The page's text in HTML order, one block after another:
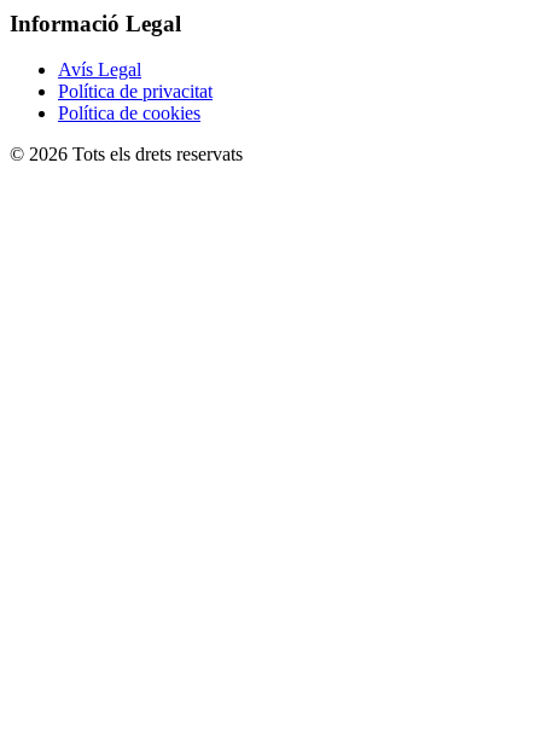
Informació Legal
Avís Legal
Política de privacitat
Política de cookies
© 2026 Tots els drets reservats